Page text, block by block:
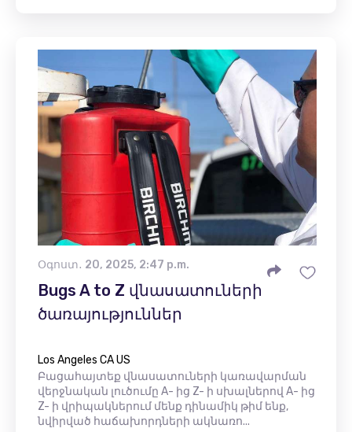
Օգոստ․ 20, 2025, 2:47 p.m.
Bugs A to Z վնասատուների
ծառայություններ
Los Angeles CA US
Բացահայտեք վնասատուների կառավարման
վերջնական լուծումը A- ից Z- ի սխալներով A- ից
Z- ի վրիպակներում մենք դինամիկ թիմ ենք,
նվիրված հաճախորդների ակնառո...